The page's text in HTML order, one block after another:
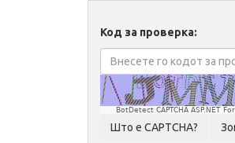
Код за проверка:
BotDetect CAPTCHA ASP.NET